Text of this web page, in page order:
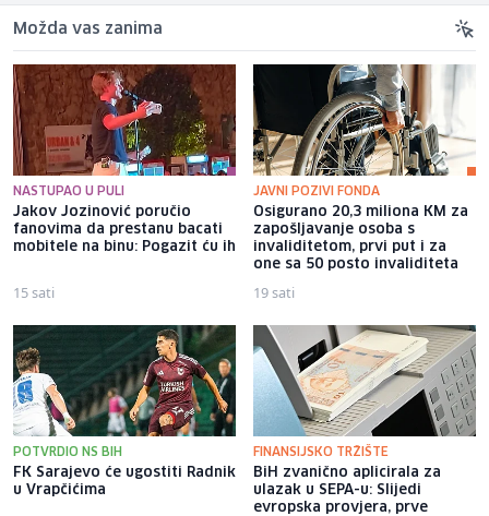
Možda vas zanima
NASTUPAO U PULI
Jakov Jozinović poručio
fanovima da prestanu bacati
mobitele na binu: Pogazit ću ih
15 sati
JAVNI POZIVI FONDA
Osigurano 20,3 miliona KM za
zapošljavanje osoba s
invaliditetom, prvi put i za
one sa 50 posto invaliditeta
19 sati
POTVRDIO NS BIH
FK Sarajevo će ugostiti Radnik
u Vrapčićima
FINANSIJSKO TRŽIŠTE
BiH zvanično aplicirala za
ulazak u SEPA-u: Slijedi
evropska provjera, prve